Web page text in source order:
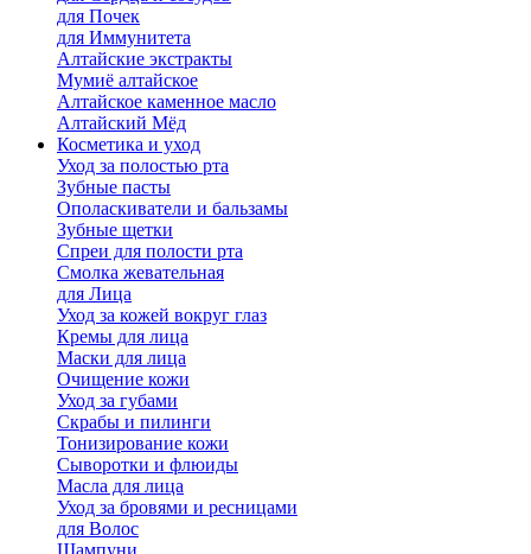
для Почек
для Иммунитета
Алтайские экстракты
Мумиё алтайское
Алтайское каменное масло
Алтайский Мёд
Косметика и уход
Уход за полостью рта
Зубные пасты
Ополаскиватели и бальзамы
Зубные щетки
Спреи для полости рта
Смолка жевательная
для Лица
Уход за кожей вокруг глаз
Кремы для лица
Маски для лица
Очищение кожи
Уход за губами
Скрабы и пилинги
Тонизирование кожи
Сыворотки и флюиды
Масла для лица
Уход за бровями и ресницами
для Волос
Шампуни